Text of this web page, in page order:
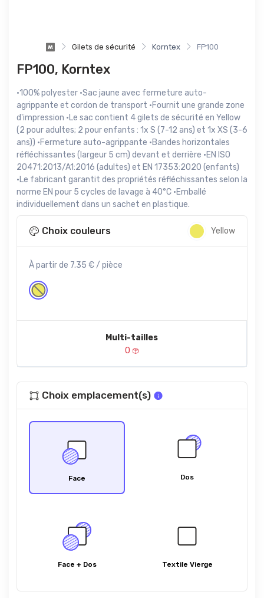
Gilets de sécurité Korntex FP100
FP100, Korntex
·100% polyester ·Sac jaune avec fermeture auto-
agrippante et cordon de transport ·Fournit une grande zone
d'impression ·Le sac contient 4 gilets de sécurité en Yellow
(2 pour adultes; 2 pour enfants : 1x S (7-12 ans) et 1x XS (3-6
ans)) ·Fermeture auto-agrippante ·Bandes horizontales
réfléchissantes (largeur 5 cm) devant et derrière ·EN ISO
20471:2013/A1:2016 (adultes) et EN 17353:2020 (enfants)
·Le fabricant garantit des propriétés réfléchissantes selon la
norme EN pour 5 cycles de lavage à 40°C ·Emballé
individuellement dans un sachet en plastique.
Choix couleurs Yellow
À partir de 7.35 € / pièce
Multi-tailles
0
Choix emplacement(s)
Face Dos
Face + Dos Textile Vierge